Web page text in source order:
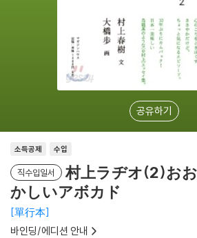
공유하기
소득공제 수입
직수입일서
村上ラヂオ(2)お
かしいアボカド
單行本
바인딩/에디션 안내